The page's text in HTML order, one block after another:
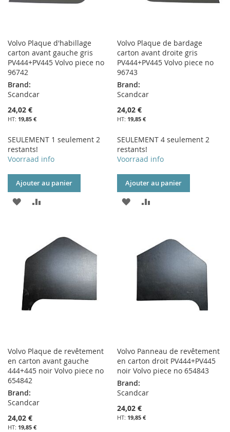
Volvo Plaque d'habillage
carton avant gauche gris
PV444+PV445 Volvo piece no
96742
Brand:
Scandcar
24,02 €
19,85 €
SEULEMENT 1 seulement 2
restants!
Voorraad info
Ajouter au panier
AJOUTER
LISTE
D’ENVIE
COMPARATEUR
Volvo Plaque de bardage
carton avant droite gris
PV444+PV445 Volvo piece no
96743
Brand:
Scandcar
24,02 €
19,85 €
SEULEMENT 4 seulement 2
restants!
Voorraad info
Ajouter au panier
AJOUTER
LISTE
COMPARATEUR
Volvo Plaque de revêtement
en carton avant gauche
444+445 noir Volvo piece no
654842
Brand:
Scandcar
24,02 €
19,85 €
Volvo Panneau de revêtement
en carton droit PV444+PV445
noir Volvo piece no 654843
Brand:
Scandcar
24,02 €
19,85 €